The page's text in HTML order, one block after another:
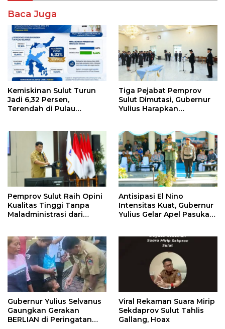
Baca Juga
Kemiskinan Sulut Turun
Jadi 6,32 Persen,
Terendah di Pulau
Tiga Pejabat Pemprov
Sulut Dimutasi, Gubernur
Yulius Harapkan
Pemprov Sulut Raih Opini
Kualitas Tinggi Tanpa
Maladministrasi dari
Antisipasi El Nino
Intensitas Kuat, Gubernur
Yulius Gelar Apel Pasukan
Gubernur Yulius Selvanus
Gaungkan Gerakan
BERLIAN di Peringatan
Viral Rekaman Suara Mirip
Sekdaprov Sulut Tahlis
Gallang, Hoax